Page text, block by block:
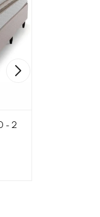
- 2